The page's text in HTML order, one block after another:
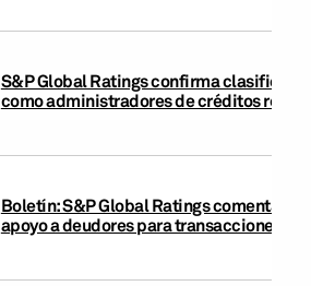
S&P Global Ratings confirma
como administradores de créditos
Boletín: S&P Global Ratings comenta
apoyo a deudores para transacciones